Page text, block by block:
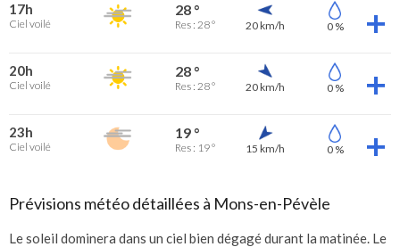
17h
Ciel voilé
28 °
Res : 28 ° 20 km/h 0 %
20h
Ciel voilé
28 °
Res : 28 ° 20 km/h 0 %
23h
Ciel voilé
19 °
Res : 19 ° 15 km/h 0 %
Prévisions météo détaillées à Mons-en-Pévèle
Le soleil dominera dans un ciel bien dégagé durant la matinée. Le